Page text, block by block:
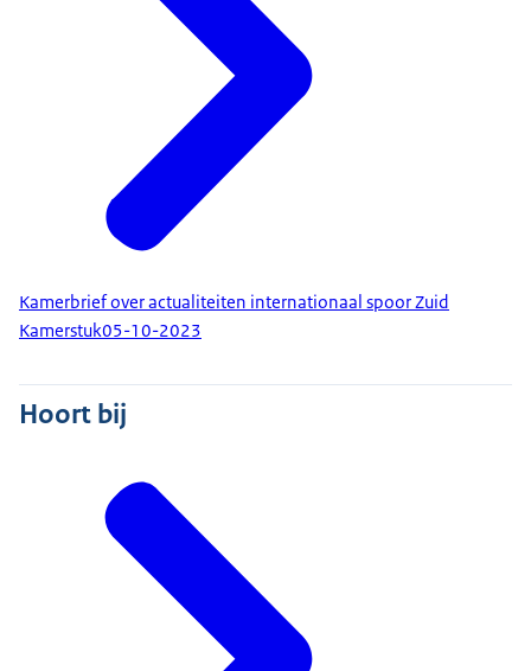
Kamerbrief over actualiteiten internationaal spoor Zuid
Kamerstuk05-10-2023
Hoort bij